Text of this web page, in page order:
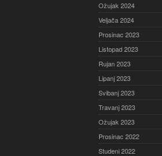
Ožujak 2024
Veljača 2024
Prosinac 2023
Listopad 2023
Rujan 2023
Lipanj 2023
Svibanj 2023
Travanj 2023
Ožujak 2023
Prosinac 2022
Studeni 2022